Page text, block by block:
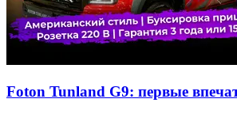
Foton Tunland G9: первые